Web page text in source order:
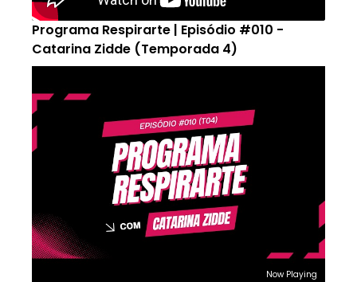
Programa Respirarte | Episódio #010 -
Catarina Zidde (Temporada 4)
Now Playing